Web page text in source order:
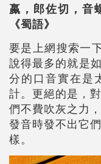
蠃，郎佐切，
《蜀語》
要是上網搜索一
說得最多的就是
分的口音實在是
計。更絕的是，
們不費吹灰之力
發音時發不出它
樣。